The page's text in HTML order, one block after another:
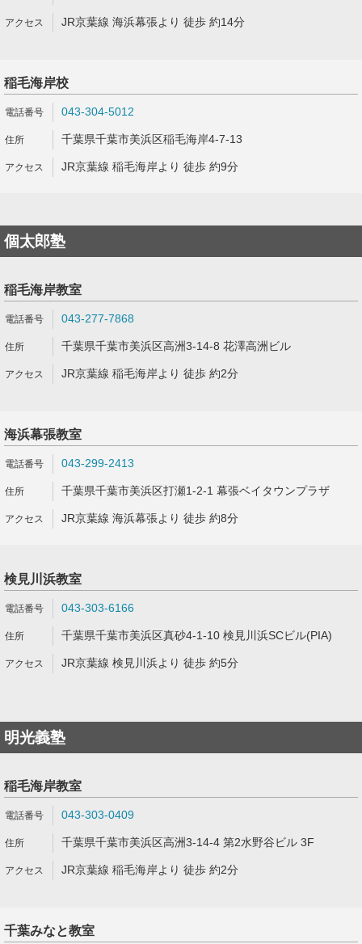
JR京葉線 海浜幕張より 徒歩 約14分
稲毛海岸校
043-304-5012
千葉県千葉市美浜区稲毛海岸4-7-13
JR京葉線 稲毛海岸より 徒歩 約9分
個太郎塾
稲毛海岸教室
043-277-7868
千葉県千葉市美浜区高洲3-14-8 花澤高洲ビル
JR京葉線 稲毛海岸より 徒歩 約2分
海浜幕張教室
043-299-2413
千葉県千葉市美浜区打瀬1-2-1 幕張ベイタウンプラザ
JR京葉線 海浜幕張より 徒歩 約8分
検見川浜教室
043-303-6166
千葉県千葉市美浜区真砂4-1-10 検見川浜SCビル(PIA)
JR京葉線 検見川浜より 徒歩 約5分
明光義塾
稲毛海岸教室
043-303-0409
千葉県千葉市美浜区高洲3-14-4 第2水野谷ビル 3F
JR京葉線 稲毛海岸より 徒歩 約2分
千葉みなと教室